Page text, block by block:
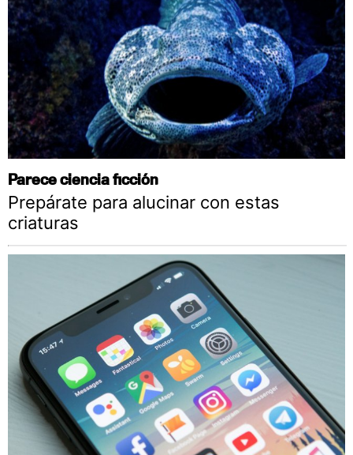
Parece ciencia ficción
Prepárate para alucinar con estas
criaturas